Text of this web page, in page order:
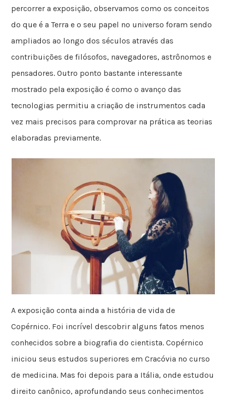
percorrer a exposição, observamos como os conceitos
do que é a Terra e o seu papel no universo foram sendo
ampliados ao longo dos séculos através das
contribuições de filósofos, navegadores, astrônomos e
pensadores. Outro ponto bastante interessante
mostrado pela exposição é como o avanço das
tecnologias permitiu a criação de instrumentos cada
vez mais precisos para comprovar na prática as teorias
elaboradas previamente.
A exposição conta ainda a história de vida de
Copérnico. Foi incrível descobrir alguns fatos menos
conhecidos sobre a biografia do cientista. Copérnico
iniciou seus estudos superiores em Cracóvia no curso
de medicina. Mas foi depois para a Itália, onde estudou
direito canônico, aprofundando seus conhecimentos